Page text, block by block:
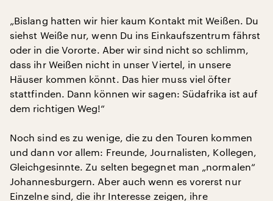
„Bislang hatten wir hier kaum Kontakt mit Weißen. Du
siehst Weiße nur, wenn Du ins Einkaufszentrum fährst
oder in die Vororte. Aber wir sind nicht so schlimm,
dass ihr Weißen nicht in unser Viertel, in unsere
Häuser kommen könnt. Das hier muss viel öfter
stattfinden. Dann können wir sagen: Südafrika ist auf
dem richtigen Weg!“
Noch sind es zu wenige, die zu den Touren kommen
und dann vor allem: Freunde, Journalisten, Kollegen,
Gleichgesinnte. Zu selten begegnet man „normalen“
Johannesburgern. Aber auch wenn es vorerst nur
Einzelne sind, die ihr Interesse zeigen, ihre